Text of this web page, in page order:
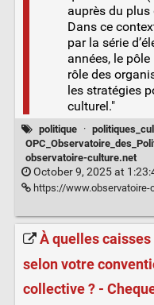
auprès du plus
Dans ce
par la série
années, le
rôle des
les stratégies
culturel."
politique ·
observatoire-culture.net
October 9, 2025 at
https://www.observatoire-
À quelles
selon votre
collective ? -